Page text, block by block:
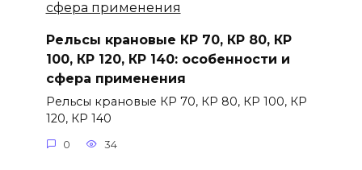
Рельсы крановые КР 70, КР 80, КР
100, КР 120, КР 140: особенности и
сфера применения
Рельсы крановые КР 70, КР 80, КР 100, КР
120, КР 140
0 34